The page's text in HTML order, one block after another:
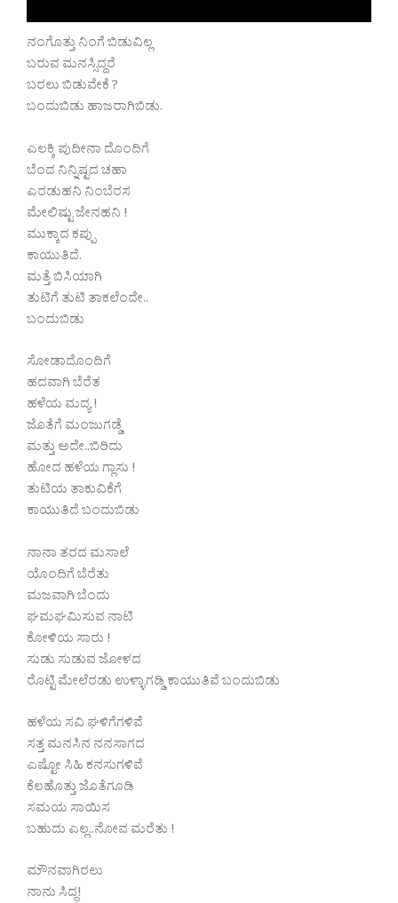
ನಂಗೊತ್ತು ನಿಂಗೆ ಬಿಡುವಿಲ್ಲ
ಬರುವ ಮನಸ್ಸಿದ್ದರೆ
ಬರಲು ಬಿಡುವೇಕೆ ?
ಬಂದುಬಿಡು ಹಾಜರಾಗಿಬಿಡು.
ಎಲಕ್ಕಿ ಪುದೀನಾ ದೊಂದಿಗೆ
ಬೆಂದ ನಿನ್ನಿಷ್ಟದ ಚಹಾ
ಎರಡುಹನಿ ನಿಂಬೆರಸ
ಮೇಲಿಷ್ಟು ಜೇನಹನಿ !
ಮುಕ್ಕಾದ ಕಪ್ಪು
ಕಾಯುತಿದೆ.
ಮತ್ತೆ ಬಿಸಿಯಾಗಿ
ತುಟಿಗೆ ತುಟಿ ತಾಕಲೆಂದೇ..
ಬಂದುಬಿಡು
ಸೋಡಾದೊಂದಿಗೆ
ಹದವಾಗಿ ಬೆರೆತ
ಹಳೆಯ ಮದ್ಯ !
ಜೊತೆಗೆ ಮಂಜುಗಡ್ಡೆ
ಮತ್ತು ಅದೇ..ಬಿರಿದು
ಹೋದ ಹಳೆಯ ಗ್ಲಾಸು !
ತುಟಿಯ ತಾಕುವಿಕೆಗೆ
ಕಾಯುತಿದೆ ಬಂದುಬಿಡು
ನಾನಾ ತರದ ಮಸಾಲೆ
ಯೊಂದಿಗೆ ಬೆರೆತು
ಮಜವಾಗಿ ಬೆಂದು
ಘಮಘಮಿಸುವ ನಾಟಿ
ಕೋಳಿಯ ಸಾರು !
ಸುಡು ಸುಡುವ ಜೋಳದ
ರೊಟ್ಟಿ ಮೇಲೆರಡು ಉಳ್ಳಾಗಡ್ಡಿ ಕಾಯುತಿವೆ ಬಂದುಬಿಡು
ಹಳೆಯ ಸವಿ ಘಳಿಗೆಗಳಿವೆ
ಸತ್ತ ಮನಸಿನ ನನಸಾಗದ
ಎಷ್ಟೋ ಸಿಹಿ ಕನಸುಗಳಿವೆ
ಕೆಲಹೊತ್ತು ಜೊತೆಗೂಡಿ
ಸಮಯ ಸಾಯಿಸ
ಬಹುದು ಎಲ್ಲ..ನೋವ ಮರೆತು !
ಮೌನವಾಗಿರಲು
ನಾನು ಸಿದ್ಧ!